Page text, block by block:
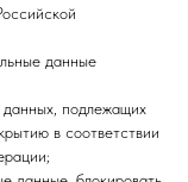
данные
данных, подлежащих
в соответствии